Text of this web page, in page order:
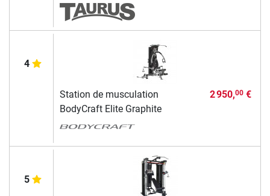
4
Station de musculation
BodyCraft Elite Graphite
2 950,00€
5